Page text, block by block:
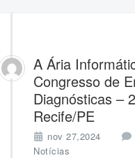
A Ária
Congresso de
Diagnósticas –
Recife/PE
nov 27,2024
Notícias